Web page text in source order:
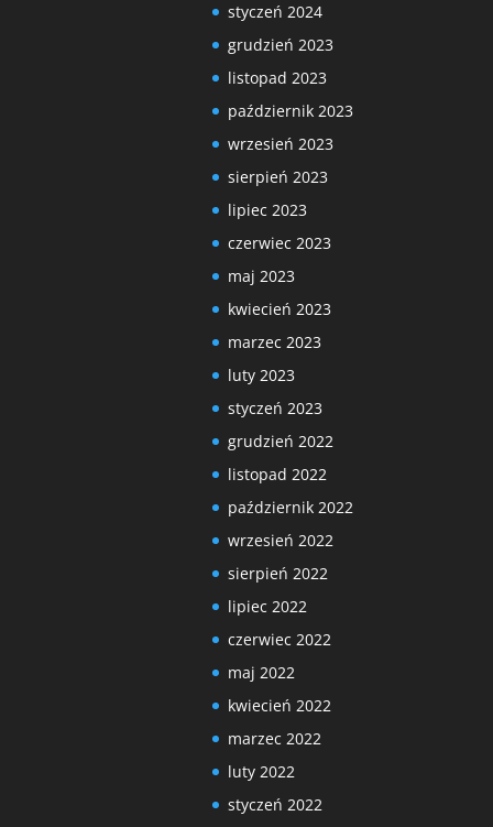
styczeń 2024
grudzień 2023
listopad 2023
październik 2023
wrzesień 2023
sierpień 2023
lipiec 2023
czerwiec 2023
maj 2023
kwiecień 2023
marzec 2023
luty 2023
styczeń 2023
grudzień 2022
listopad 2022
październik 2022
wrzesień 2022
sierpień 2022
lipiec 2022
czerwiec 2022
maj 2022
kwiecień 2022
marzec 2022
luty 2022
styczeń 2022